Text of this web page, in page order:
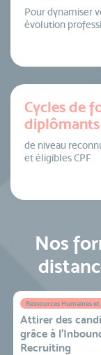
Pour dynamiser
évolution
Cycles de
diplômants
de niveau
et éligibles CPF
Nos
Ressources Humaines et
Attirer des
grâce à
Recruiting